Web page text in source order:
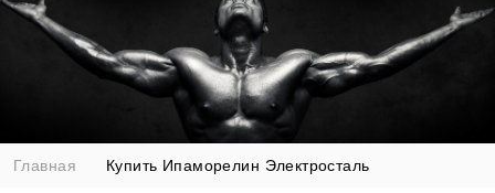
Главная Купить Ипаморелин Электросталь